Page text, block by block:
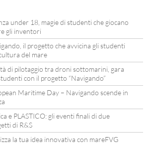
under 18, magie di studenti che giocano
gli inventori
il progetto che avvicina gli studenti
del mare
di pilotaggio tra droni sottomarini, gara
con il progetto “Navigando”
Maritime Day – Navigando scende in
e PLASTICO: gli eventi finali di due
di R&S
la tua idea innovativa con mareFVG